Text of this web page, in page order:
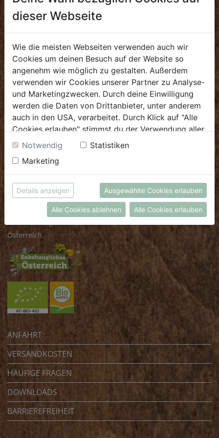
Sa: 8.00 - 13.30 Uhr
GROSSHANDEL
Verkauf
Mo - Do: 8.00 - 16.00 Uhr
Fr: 8.00 - 12.00 Uhr
.verkauf@biohof.at
.+43 7272 4859 50
Biohof Achleitner
Unterm Regenbogen 1
Österreich
ANFAHRT
VERSANDKOSTEN
HÄUFIGE FRAGEN
DOWNLOADS
BARRIEREFREIHEIT
dieser Webseite
Wie die meisten Webseiten verwenden auch wir
Cookies um deinen Besuch auf der Website so
angenehm wie möglich zu gestalten. Außerdem
verwenden wir Cookies unserer Partner zu Analyse-
und Marketingzwecken. Durch deine Einwilligung
werden die Daten von Drittanbieter, unter anderem
auch in den USA, verarbeitet. Durch Klick auf "Alle
Cookies erlauben" stimmst du der Verwendung aller
Cookies zu. Unter "Details anzeigen" findest du alle
Infos zu den unterschiedlichen Cookies, du kannst
auch entscheiden, welche Cookies du erlauben
möchtest.
Weitere Informationen findest du in unserer
Datenschutzerklärung
bzw. imImpressum
Notwendig
Statistiken
Marketing
Details anzeigen Ausgewählte Cookies erlauben
Alle Cookies ablehnen Alle Cookies erlauben